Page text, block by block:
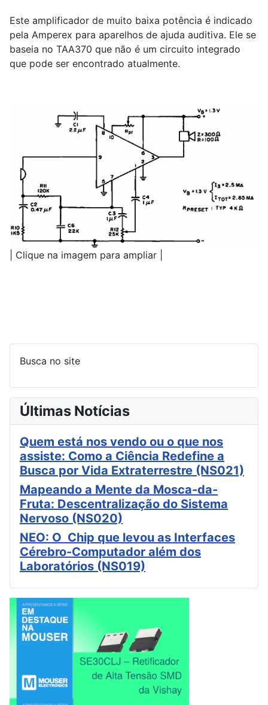
Este amplificador de muito baixa potência é indicado
pela Amperex para aparelhos de ajuda auditiva. Ele se
baseia no TAA370 que não é um circuito integrado
que pode ser encontrado atualmente.
| Clique na imagem para ampliar |
Busca no site
Últimas Notícias
Quem está nos vendo ou o que nos
assiste: Como a Ciência Redefine a
Busca por Vida Extraterrestre (NS021)
Mapeando a Mente da Mosca-da-
Fruta: Descentralização do Sistema
Nervoso (NS020)
NEO: O Chip que levou as Interfaces
Cérebro-Computador além dos
Laboratórios (NS019)